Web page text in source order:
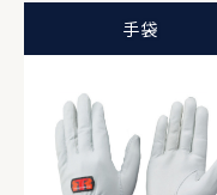
手袋